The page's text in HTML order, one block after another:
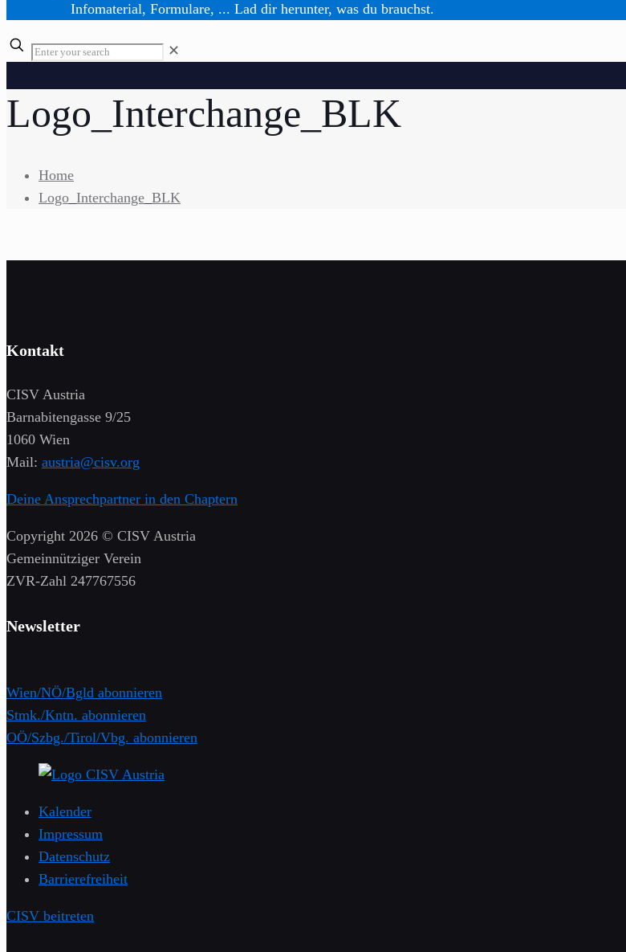
Infomaterial, Formulare, ... Lad dir herunter, was du brauchst.
✕
Logo_Interchange_BLK
Home
Logo_Interchange_BLK
Kontakt
CISV Austria
Barnabitengasse 9/25
1060 Wien
Mail: austria@cisv.org
Deine Ansprechpartner in den Chaptern
Copyright 2026 © CISV Austria
Gemeinnütziger Verein
​ZVR-Zahl 247767556
Newsletter
Wien/NÖ/Bgld abonnieren
Stmk./Kntn. abonnieren
OÖ/Szbg./Tirol/Vbg. abonnieren
Kalender
Impressum
Datenschutz
Barrierefreiheit
CISV beitreten